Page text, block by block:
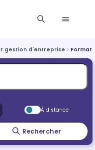
gestion d'entreprise
À distance
Rechercher